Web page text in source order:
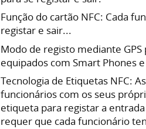
Função do cartão NFC: Cada
registar e sair...
Modo de registo mediante
equipados com Smart Phones
Tecnologia de Etiquetas NFC:
funcionários com os seus
etiqueta para registar a
requer que cada funcionário